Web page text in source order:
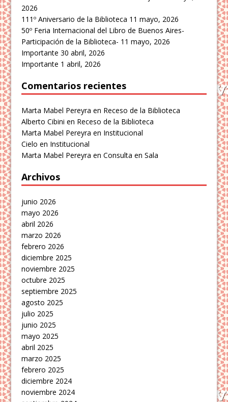
2026
111º Aniversario de la Biblioteca 11 mayo, 2026
50º Feria Internacional del Libro de Buenos Aires-
Participación de la Biblioteca- 11 mayo, 2026
Importante 30 abril, 2026
Importante 1 abril, 2026
Comentarios recientes
Marta Mabel Pereyra en Receso de la Biblioteca
Alberto Cibini en Receso de la Biblioteca
Marta Mabel Pereyra en Institucional
Cielo en Institucional
Marta Mabel Pereyra enConsulta en Sala
Archivos
junio 2026
mayo 2026
abril 2026
marzo 2026
febrero 2026
diciembre 2025
noviembre 2025
octubre 2025
septiembre 2025
agosto 2025
julio 2025
junio 2025
mayo 2025
abril 2025
marzo 2025
febrero 2025
diciembre 2024
noviembre 2024